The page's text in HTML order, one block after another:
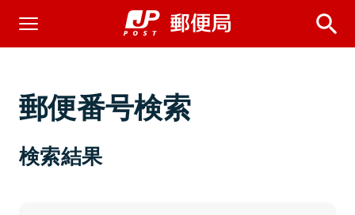
郵便番号検索
検索結果